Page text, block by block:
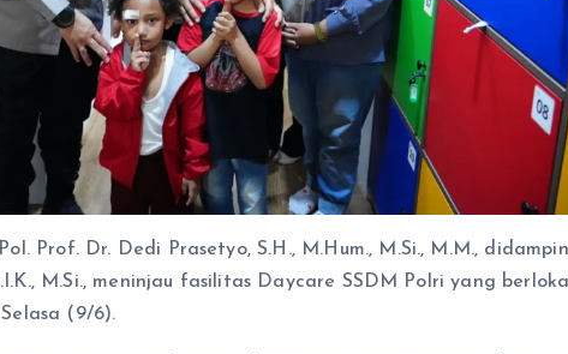
Prof. Dr. Dedi Prasetyo, S.H., M.Hum., M.Si., M.M.,
M.Si., meninjau fasilitas Daycare SSDM Polri yang
(9/6).